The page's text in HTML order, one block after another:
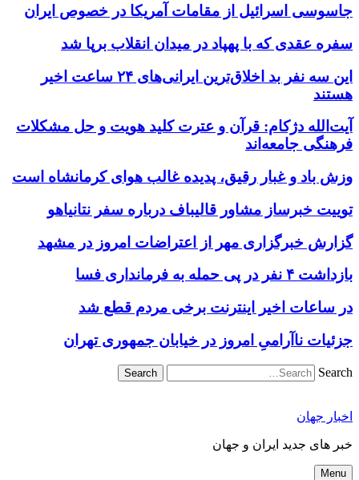
جاسوسی اسرائیل از مقامات آمریکا در خصوص ایران
سفره عقدی که با پهپاد در میدان انقلاب برپا شد
این سه نفر بد اخلاق‌ترین ایرانی‌های ۲۴ ساعت اخیر
هستند
آیت‌الله دژکام: قرآن و عترت کلید هویت و حل مشکلات
فرهنگی جامعه‌اند
وزش باد و غبار رقیق، پدیده غالب هوای کرمانشاه است
توییت خبرساز مشاور قالیباف درباره سفر نتانیاهو
گزارش خبرگزاری مهر از اعتراضات امروز در مشهد
بازداشت ۴ نفر در پی حمله به فرمانداری فسا
در ساعات اخیر اینترنت برخی مردم قطع شد
جزئیات ناآرامیِ امروز در خیابان جمهوری تهران
Search
اخبار جهان
خبر های جدید ایران و جهان
Menu